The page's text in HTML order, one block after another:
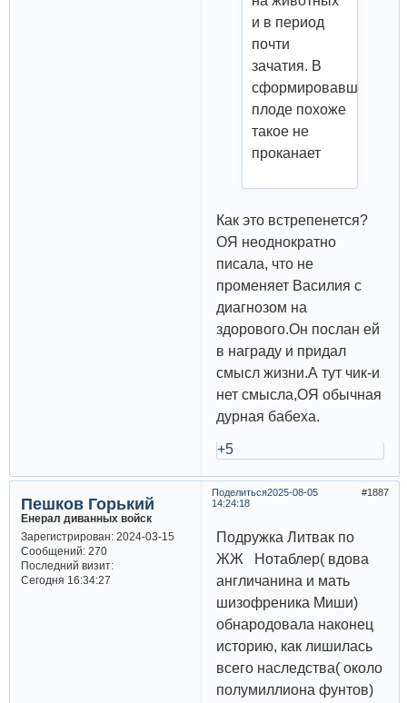
и в период
почти
зачатия. В
сформировавшемся
плоде похоже
такое не
проканает
Как это встрепенется?
ОЯ неоднократно
писала, что не
променяет Василия с
диагнозом на
здорового.Он послан ей
в награду и придал
смысл жизни.А тут чик-и
нет смысла,ОЯ обычная
дурная бабеха.
+5
Поделиться 1887
2025-08-05
14:24:18
Пешков Горький
Енерал диванных войск
Зарегистрирован: 2024-03-15
Сообщений:270
Последний визит:
Сегодня 16:34:27
Подружка Литвак по
ЖЖ Нотаблер( вдова
англичанина и мать
шизофреника Миши)
обнародовала наконец
историю, как лишилась
всего наследства( около
полумиллиона фунтов)